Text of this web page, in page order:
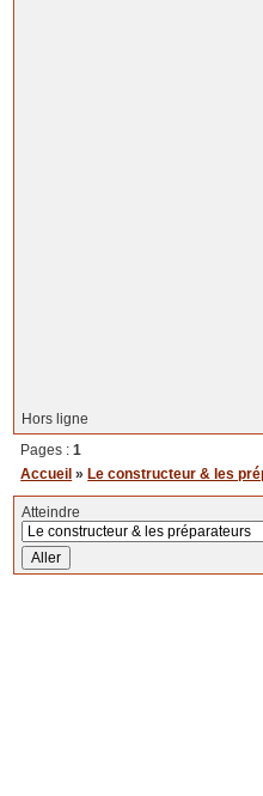
Hors ligne
Pages :1
Accueil »Le constructeur & les
Atteindre